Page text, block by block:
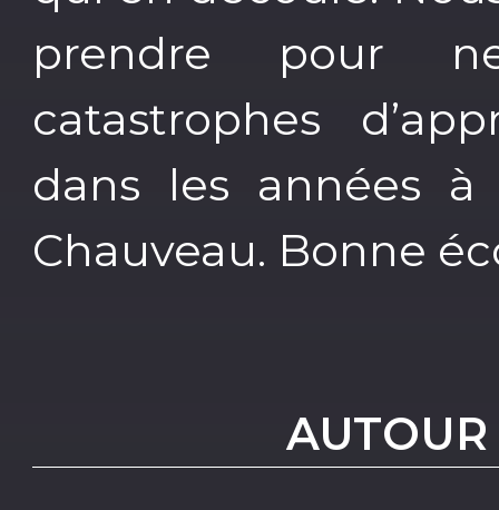
prendre pour
catastrophes
dans les années à
Chauveau. Bonne